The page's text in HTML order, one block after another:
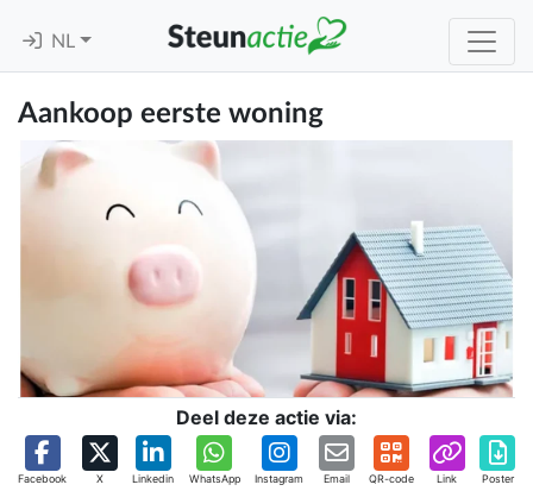
NL
Aankoop eerste woning
Deel deze actie via:
Facebook X Linkedin WhatsApp Instagram Email QR-code Link Poster